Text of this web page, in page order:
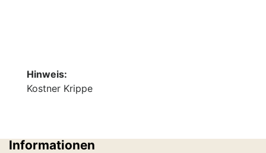
Hinweis:
Kostner Krippe
Informationen